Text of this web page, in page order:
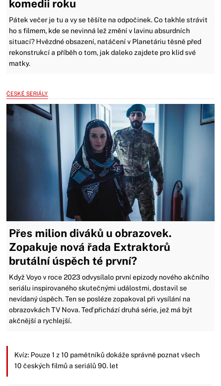
komedii roku
Pátek večer je tu a vy se těšíte na odpočinek. Co takhle strávit
ho s filmem, kde se nevinná lež změní v lavinu absurdních
situací? Hvězdné obsazení, natáčení v Planetáriu těsně před
rekonstrukcí a příběh o tom, jak daleko zajdete pro klid své
matky.
ČESKÉ SERIÁLY
Přes milion diváků u obrazovek.
Zopakuje nová řada Extraktorů
brutální úspěch té první?
Když Voyo v roce 2023 odvysílalo první epizody nového akčního
seriálu inspirovaného skutečnými událostmi, dostavil se
nevídaný úspěch. Ten se posléze zopakoval při vysílání na
obrazovkách TV Nova. Teď přichází druhá série, jež má být
akčnější a rychlejší.
Kvíz: Pouze 1 z 10 pamětníků dokáže správně poznat všech
10 českých filmů a seriálů 90. let